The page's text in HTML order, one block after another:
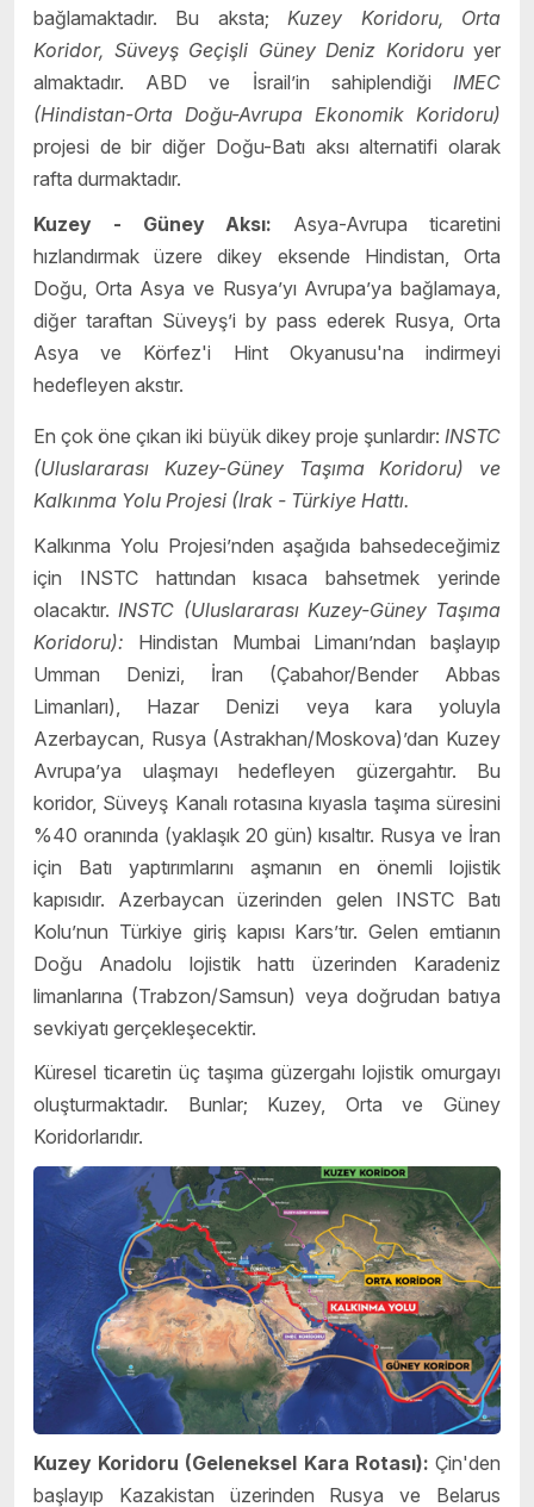
bağlamaktadır. Bu aksta;Kuzey Koridoru, Orta
Koridor, Süveyş Geçişli Güney Deniz Koridoruyer
almaktadır. ABD ve İsrail’in sahiplendiği IMEC
(Hindistan-Orta Doğu-Avrupa Ekonomik Koridoru)
projesi de bir diğer Doğu-Batı aksı alternatifi olarak
rafta durmaktadır.
Kuzey - Güney Aksı: Asya-Avrupa ticaretini
hızlandırmak üzere dikey eksende Hindistan, Orta
Doğu, Orta Asya ve Rusya’yı Avrupa’ya bağlamaya,
diğer taraftan Süveyş’i by pass ederek Rusya, Orta
Asya ve Körfez'i Hint Okyanusu'na indirmeyi
hedefleyen akstır.
En çok öne çıkan iki büyük dikey proje şunlardır: INSTC
(Uluslararası Kuzey-Güney Taşıma Koridoru) ve
Kalkınma Yolu Projesi (Irak - Türkiye Hattı.
Kalkınma Yolu Projesi’nden aşağıda bahsedeceğimiz
için INSTC hattından kısaca bahsetmek yerinde
olacaktır. INSTC (Uluslararası Kuzey-Güney Taşıma
Koridoru): Hindistan Mumbai Limanı’ndan başlayıp
Umman Denizi, İran (Çabahor/Bender Abbas
Limanları), Hazar Denizi veya kara yoluyla
Azerbaycan, Rusya (Astrakhan/Moskova)’dan Kuzey
Avrupa’ya ulaşmayı hedefleyen güzergahtır. Bu
koridor, Süveyş Kanalı rotasına kıyasla taşıma süresini
%40 oranında (yaklaşık 20 gün) kısaltır. Rusya ve İran
için Batı yaptırımlarını aşmanın en önemli lojistik
kapısıdır. Azerbaycan üzerinden gelen INSTC Batı
Kolu’nun Türkiye giriş kapısı Kars’tır. Gelen emtianın
Doğu Anadolu lojistik hattı üzerinden Karadeniz
limanlarına (Trabzon/Samsun) veya doğrudan batıya
sevkiyatı gerçekleşecektir.
Küresel ticaretin üç taşıma güzergahı lojistik omurgayı
oluşturmaktadır. Bunlar;
Kuzey, Orta ve Güney
Koridorlarıdır.
Kuzey Koridoru (Geleneksel Kara Rotası): Çin'den
başlayıp Kazakistan üzerinden Rusya ve Belarus